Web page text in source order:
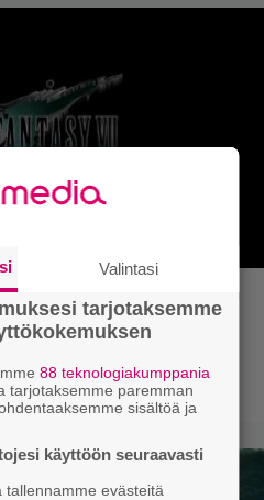
näytillä
Opening Night
Valintasi
tarjotaksemme
88 teknologiakumppania
tarjotaksemme paremman
sisältöä ja
käyttöön seuraavasti
tallennamme evästeitä